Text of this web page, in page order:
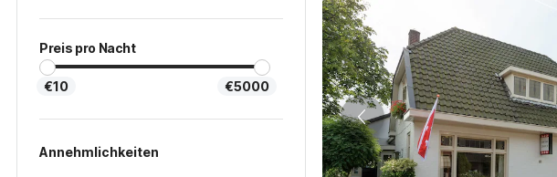
Preis pro Nacht
€10 €5000
Annehmlichkeiten